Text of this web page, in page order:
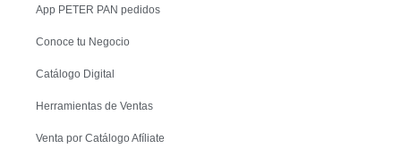
App PETER PAN pedidos
Conoce tu Negocio
Catálogo Digital
Herramientas de Ventas
Venta por Catálogo Afíliate